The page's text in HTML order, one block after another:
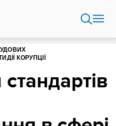
КОРУПЦІЇ